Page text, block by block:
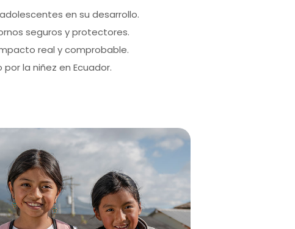
en su desarrollo.
seguros y protectores.
real y comprobable.
la niñez en Ecuador.